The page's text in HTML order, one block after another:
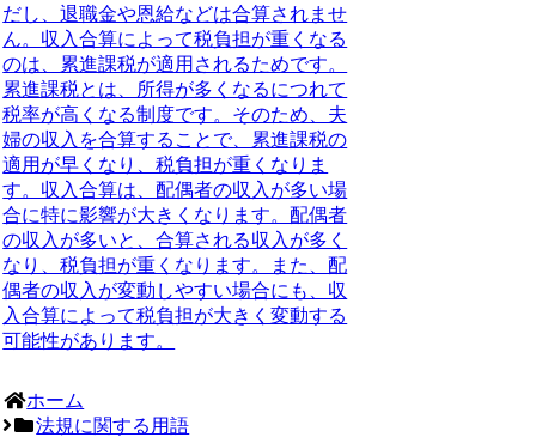
だし、退職金や恩給などは合算されませ
ん。収入合算によって税負担が重くなる
のは、累進課税が適用されるためです。
累進課税とは、所得が多くなるにつれて
税率が高くなる制度です。そのため、夫
婦の収入を合算することで、累進課税の
適用が早くなり、税負担が重くなりま
す。収入合算は、配偶者の収入が多い場
合に特に影響が大きくなります。配偶者
の収入が多いと、合算される収入が多く
なり、税負担が重くなります。また、配
偶者の収入が変動しやすい場合にも、収
入合算によって税負担が大きく変動する
可能性があります。
ホーム
法規に関する用語